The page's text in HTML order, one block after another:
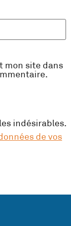
mon site dans
indésirables.
de vos